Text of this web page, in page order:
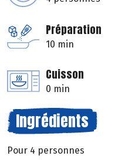
Préparation
10 min
Cuisson
0 min
Ingrédients
Pour 4 personnes